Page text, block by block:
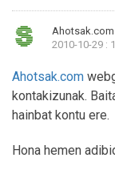
Ahotsak.com
2010-10-29 :
Ahotsak.com
kontakizunak.
hainbat kontu ere.
Hona hemen